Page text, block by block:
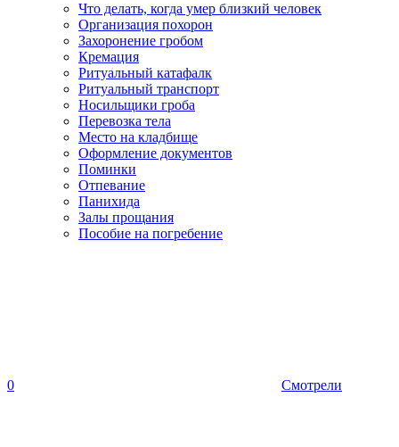
Что делать, когда умер близкий человек
Организация похорон
Захоронение гробом
Кремация
Ритуальный катафалк
Ритуальный транспорт
Носильщики гроба
Перевозка тела
Место на кладбище
Оформление документов
Поминки
Отпевание
Панихида
Залы прощания
Пособие на погребение
0 Смотрели